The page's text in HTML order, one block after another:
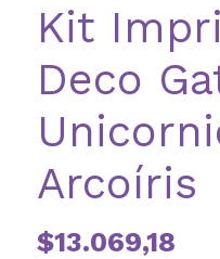
Kit
Deco
Arcoíris
$13.069,18